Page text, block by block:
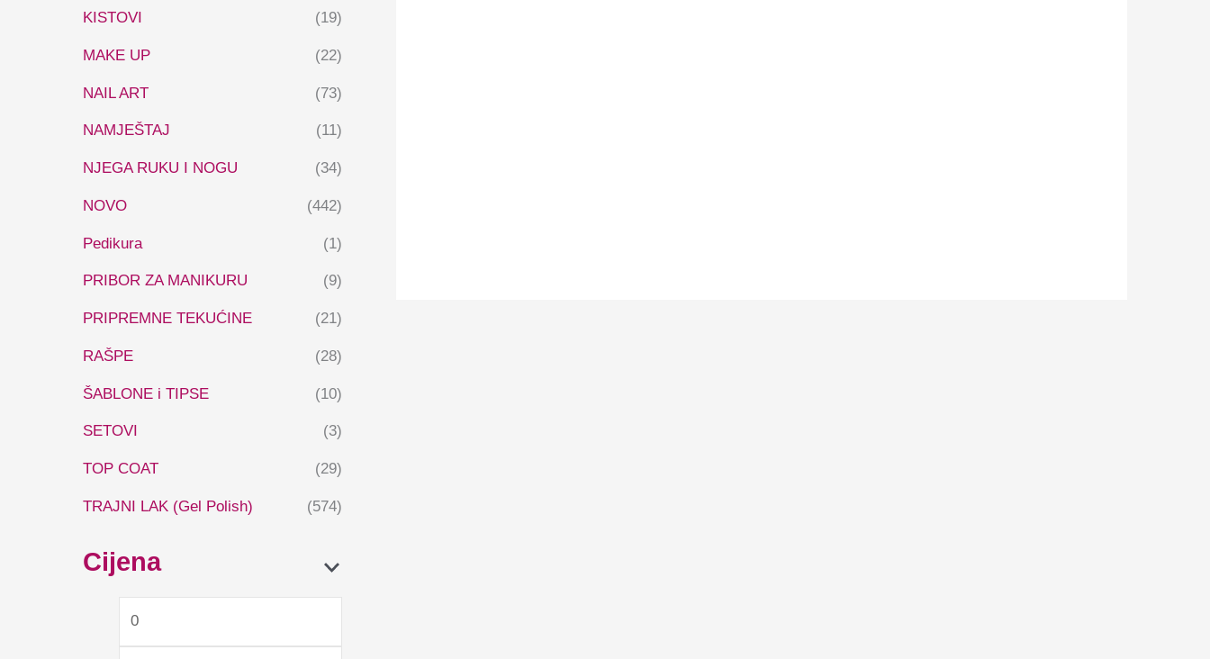
KISTOVI (19)
MAKE UP (22)
NAIL ART (73)
NAMJEŠTAJ (11)
NJEGA RUKU I NOGU (34)
NOVO (442)
Pedikura (1)
PRIBOR ZA MANIKURU (9)
PRIPREMNE TEKUĆINE (21)
RAŠPE (28)
ŠABLONE i TIPSE (10)
SETOVI (3)
TOP COAT (29)
TRAJNI LAK (Gel Polish) (574)
Cijena